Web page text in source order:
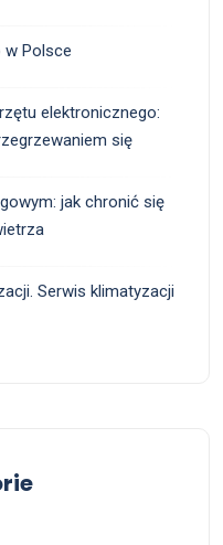
w Polsce
elektronicznego:
się
jak chronić się
Serwis klimatyzacji